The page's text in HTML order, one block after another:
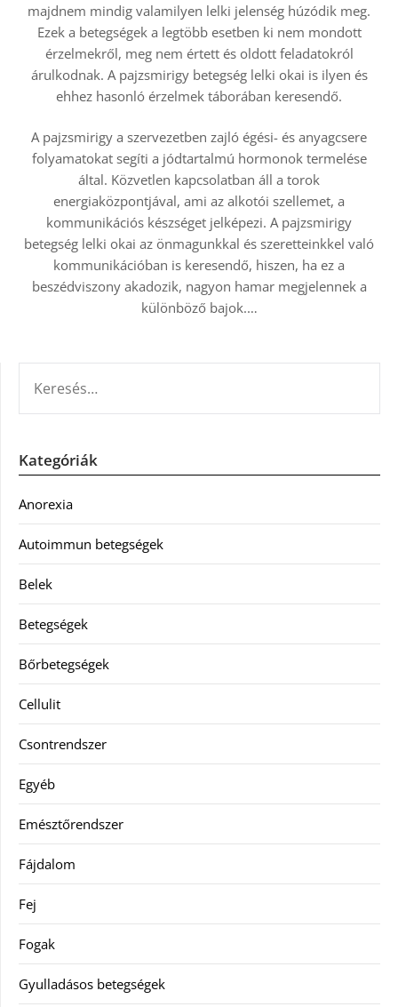
majdnem mindig valamilyen lelki jelenség húzódik meg.
Ezek a betegségek a legtöbb esetben ki nem mondott
érzelmekről, meg nem értett és oldott feladatokról
árulkodnak. A pajzsmirigy betegség lelki okai is ilyen és
ehhez hasonló érzelmek táborában keresendő.
A pajzsmirigy a szervezetben zajló égési- és anyagcsere
folyamatokat segíti a jódtartalmú hormonok termelése
által. Közvetlen kapcsolatban áll a torok
energiaközpontjával, ami az alkotói szellemet, a
kommunikációs készséget jelképezi. A pajzsmirigy
betegség lelki okai az önmagunkkal és szeretteinkkel való
kommunikációban is keresendő, hiszen, ha ez a
beszédviszony akadozik, nagyon hamar megjelennek a
különböző bajok.…
Kategóriák
Anorexia
Autoimmun betegségek
Belek
Betegségek
Bőrbetegségek
Cellulit
Csontrendszer
Egyéb
Emésztőrendszer
Fájdalom
Fej
Fogak
Gyulladásos betegségek